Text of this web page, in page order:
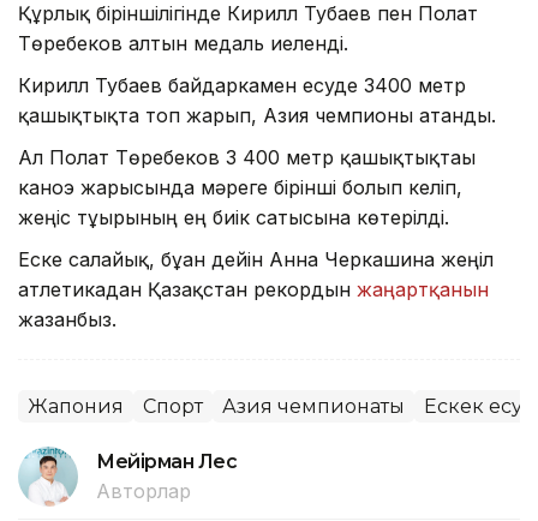
Құрлық біріншілігінде Кирилл Тубаев пен Полат
Төребеков алтын медаль иеленді.
Кирилл Тубаев байдаркамен есуде 3400 метр
қашықтықта топ жарып, Азия чемпионы атанды.
Ал Полат Төребеков 3 400 метр қашықтықтағы
каноэ жарысында мәреге бірінші болып келіп,
жеңіс тұғырының ең биік сатысына көтерілді.
Еске салайық, бұған дейін Анна Черкашина жеңіл
атлетикадан Қазақстан рекордын жаңартқанын
жазғанбыз.
Жапония Спорт Азия чемпионаты Ескек есу
Мейірман Лес
Авторлар